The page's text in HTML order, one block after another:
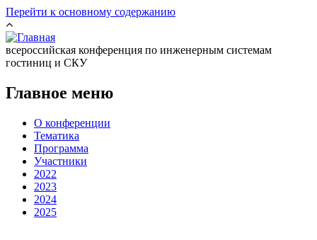
Перейти к основному содержанию
всероссийская конференция по инженерным системам
гостиниц и СКУ
Главное меню
О конференции
Тематика
Программа
Участники
2022
2023
2024
2025